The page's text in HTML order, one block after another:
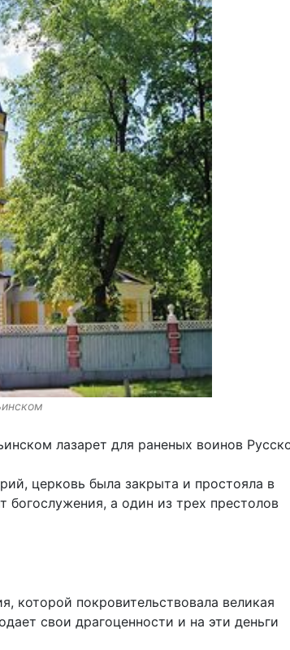
лазарет для раненых воинов
церковь была закрыта и простояла в
богослужения, а один из трех престолов
которой покровительствовала великая
свои драгоценности и на эти деньги